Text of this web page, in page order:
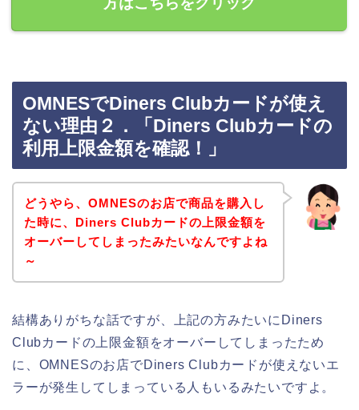
OMNESでDiners Clubカードが使え
ない理由２．「Diners Clubカードの
利用上限金額を確認！」
どうやら、OMNESのお店で商品を購入し
た時に、Diners Clubカードの上限金額を
オーバーしてしまったみたいなんですよね
～
結構ありがちな話ですが、上記の方みたいにDiners
Clubカードの上限金額をオーバーしてしまったため
に、OMNESのお店でDiners Clubカードが使えないエ
ラーが発生してしまっている人もいるみたいですよ。